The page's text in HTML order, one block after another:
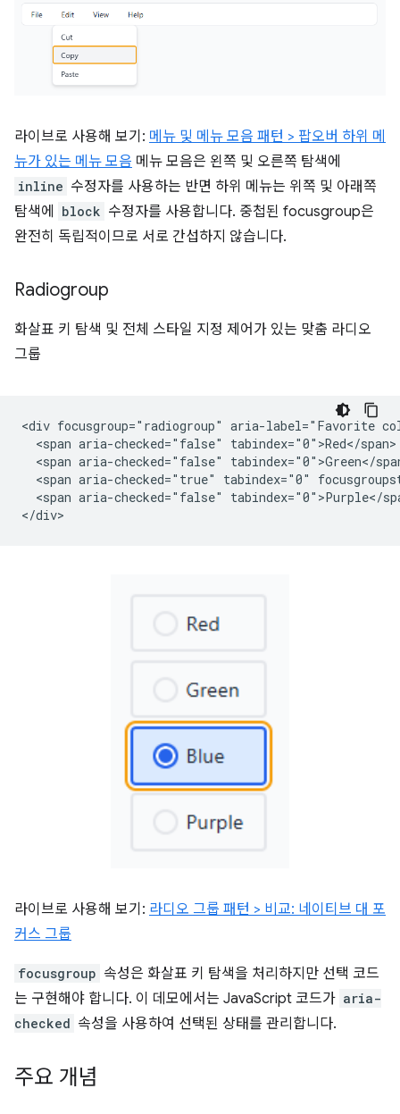
라이브로 사용해 보기: 메뉴 및 메뉴 모음 패턴 > 팝오버 하위 메
뉴가 있는 메뉴 모음 메뉴 모음은 왼쪽 및 오른쪽 탐색에
inline 수정자를 사용하는 반면 하위 메뉴는 위쪽 및 아래쪽
탐색에
block 수정자를 사용합니다. 중첩된 focusgroup은
완전히 독립적이므로 서로 간섭하지 않습니다.
Radiogroup
화살표 키 탐색 및 전체 스타일 지정 제어가 있는 맞춤 라디오
그룹
<div focusgroup="radiogroup" aria-label="Favorite
  <span aria-checked="false" tabindex="0">Red</span>
<span aria-checked="false" tabindex="0">Green</
<span aria-checked="true" tabindex="0"
<span aria-checked="false" tabindex="0">Purple</
라이브로 사용해 보기: 라디오 그룹 패턴 > 비교: 네이티브 대 포
커스 그룹
focusgroup 속성은 화살표 키 탐색을 처리하지만 선택 코드
는 구현해야 합니다. 이 데모에서는 JavaScript 코드가 aria-
checked 속성을 사용하여 선택된 상태를 관리합니다.
주요 개념